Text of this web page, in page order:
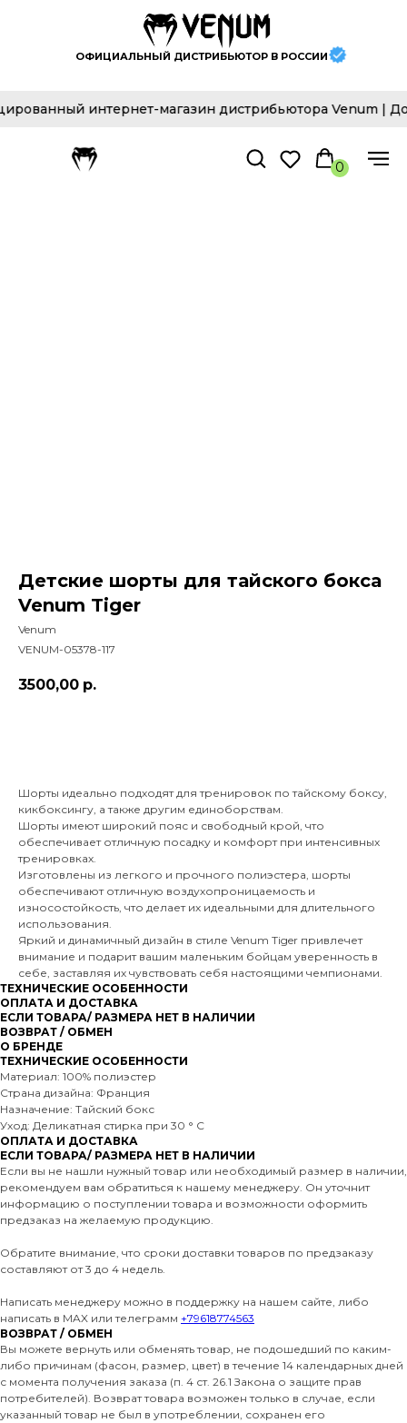
ОФИЦИАЛЬНЫЙ ДИСТРИБЬЮТОР В РОССИИ
интернет-магазин дистрибьютора Venum |
0
Детские шорты для тайского бокса
Venum Tiger
Venum
VENUM-05378-117
3500,00 р.
Шорты идеально подходят для тренировок по тайскому боксу,
кикбоксингу, а также другим единоборствам.
Шорты имеют широкий пояс и свободный крой, что
обеспечивает отличную посадку и комфорт при интенсивных
тренировках.
Изготовлены из легкого и прочного полиэстера, шорты
обеспечивают отличную воздухопроницаемость и
износостойкость, что делает их идеальными для длительного
использования.
Яркий и динамичный дизайн в стиле Venum Tiger привлечет
внимание и подарит вашим маленьким бойцам уверенность в
себе, заставляя их чувствовать себя настоящими чемпионами.
ТЕХНИЧЕСКИЕ ОСОБЕННОСТИ
ОПЛАТА И ДОСТАВКА
ЕСЛИ ТОВАРА/ РАЗМЕРА НЕТ В НАЛИЧИИ
ВОЗВРАТ / ОБМЕН
О БРЕНДЕ
ТЕХНИЧЕСКИЕ ОСОБЕННОСТИ
Материал: 100% полиэстер
Страна дизайна: Франция
Назначение: Тайский бокс
Уход: Деликатная стирка при 30 ° C
ОПЛАТА И ДОСТАВКА
ЕСЛИ ТОВАРА/ РАЗМЕРА НЕТ В НАЛИЧИИ
Если вы не нашли нужный товар или необходимый размер в наличии,
рекомендуем вам обратиться к нашему менеджеру. Он уточнит
информацию о поступлении товара и возможности оформить
предзаказ на желаемую продукцию.
Обратите внимание, что сроки доставки товаров по предзаказу
составляют от 3 до 4 недель.
Написать менеджеру можно в поддержку на нашем сайте, либо
написать в MAX или телеграмм +79618774563
ВОЗВРАТ / ОБМЕН
Вы можете вернуть или обменять товар, не подошедший по каким-
либо причинам (фасон, размер, цвет) в течение 14 календарных дней
с момента получения заказа (п. 4 ст. 26.1 Закона о защите прав
потребителей). Возврат товара возможен только в случае, если
указанный товар не был в употреблении, сохранен его